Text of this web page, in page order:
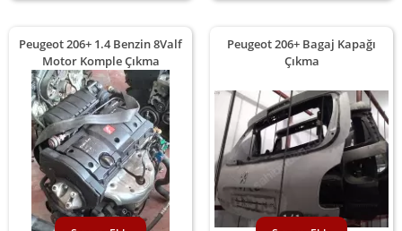
Peugeot 206+ 1.4 Benzin 8Valf
Motor Komple Çıkma
Peugeot 206+ Bagaj Kapağı
Çıkma